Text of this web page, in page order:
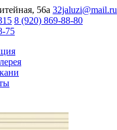
56а 32jaluzi@mail.ru
8 (920) 869-88-80
75